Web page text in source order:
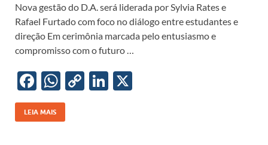
e
b
o
o
k
at
s
A
p
p
p
y
Li
n
k
k
e
dI
n
Nova gestão do D.A. será liderada por Sylvia Rates e
Rafael Furtado com foco no diálogo entre estudantes e
direção Em cerimônia marcada pelo entusiasmo e
compromisso com o futuro …
F
ac
e
W
h
at
C
Li
LEIA MAIS